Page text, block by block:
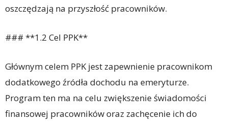
oszczędzają na przyszłość pracowników.
### **1.2 Cel PPK**
Głównym celem PPK jest zapewnienie pracownikom
dodatkowego źródła dochodu na emeryturze.
Program ten ma na celu zwiększenie świadomości
finansowej pracowników oraz zachęcenie ich do